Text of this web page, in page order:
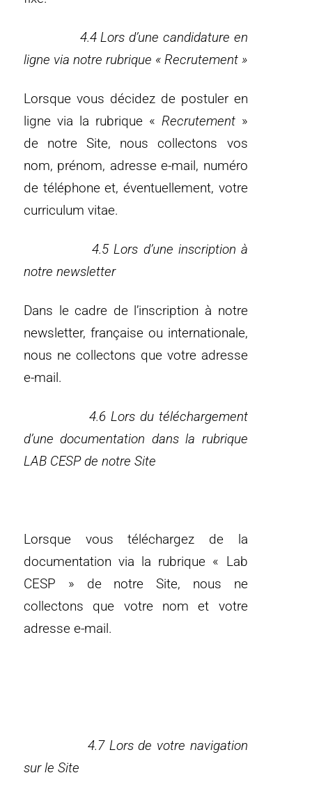
4.4 Lors d’une candidature en
ligne via notre rubrique « Recrutement »
Lorsque vous décidez de postuler en
ligne via la rubrique « Recrutement»
de notre Site, nous collectons vos
nom, prénom, adresse e-mail, numéro
de téléphone et, éventuellement, votre
curriculum vitae.
4.5 Lors d’une inscription à
notre newsletter
Dans le cadre de l’inscription à notre
newsletter, française ou internationale,
nous ne collectons que votre adresse
e-mail.
4.6 Lors du téléchargement
d’une documentation dans la rubrique
LAB CESP de notre Site
Lorsque vous téléchargez de la
documentation via la rubrique « Lab
CESP » de notre Site, nous ne
collectons que votre nom et votre
adresse e-mail.
4.7 Lors de votre navigation
sur le Site